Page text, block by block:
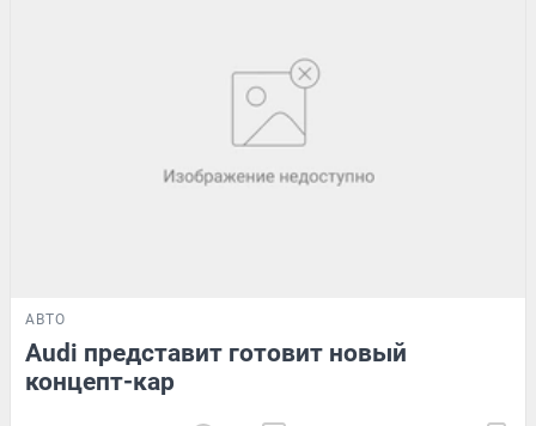
АВТО
Audi представит готовит новый
концепт-кар